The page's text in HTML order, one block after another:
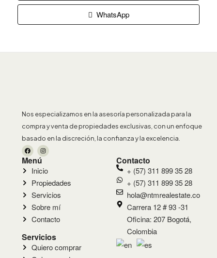
WhatsApp
Nos especializamos en la asesoría personalizada para la
compra y venta de propiedades exclusivas, con un enfoque
basado en la discreción, la confianza y la excelencia.
Menú
Inicio
Propiedades
Servicios
Sobre mí
Contacto
Servicios
Quiero comprar
Contacto
+ (57) 311 899 35 28
+ (57) 311 899 35 28
hola@ntmrealestate.co
Carrera 12 # 93 -31
Oficina: 207 Bogotá,
Colombia